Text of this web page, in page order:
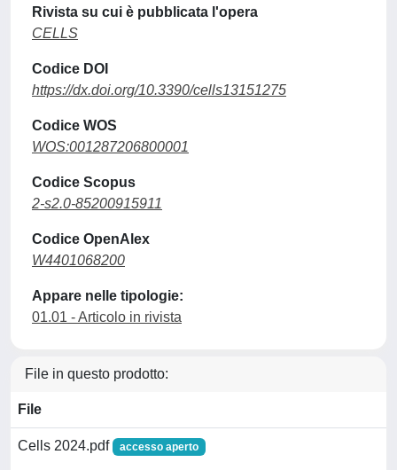
Rivista su cui è pubblicata l'opera
CELLS
Codice DOI
https://dx.doi.org/10.3390/cells13151275
Codice WOS
WOS:001287206800001
Codice Scopus
2-s2.0-85200915911
Codice OpenAlex
W4401068200
Appare nelle tipologie:
01.01 - Articolo in rivista
File in questo prodotto:
File
Cells 2024.pdf accesso aperto